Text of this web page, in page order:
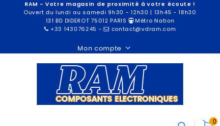
RAM - Votre magasin de proximité à votre écoute !
Ouvert du lundi au samedi 9h30 - 12h30 | 13h45 - 18h30
131 BD DIDEROT 75012 PARIS
Métro Nation
+33 143076245 - contact@vdram.com
Mon compte
0